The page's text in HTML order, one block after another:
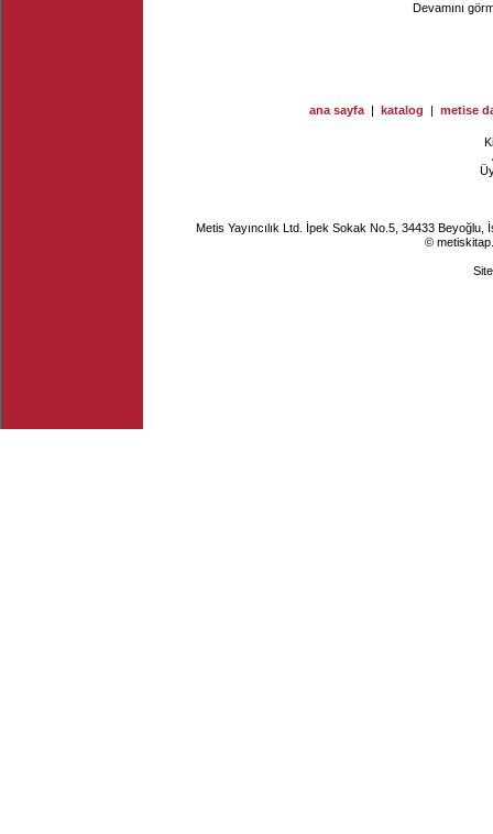
Devamını
ana sayfa | katalog | metise
Metis Yayıncılık Ltd. İpek Sokak No.5, 34433
©